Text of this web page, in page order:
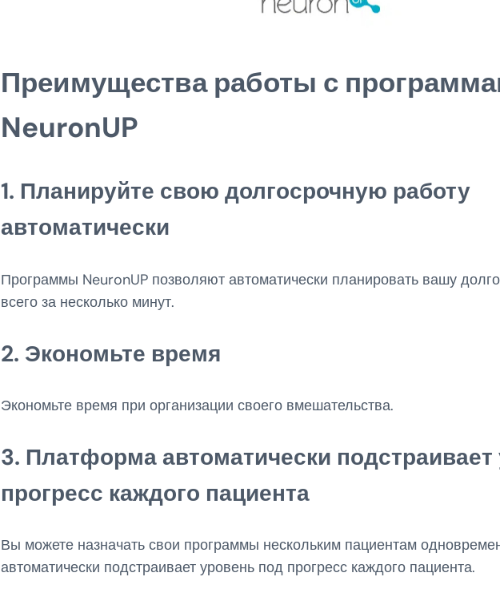
Преимущества работы с
NeuronUP
1. Планируйте свою долгосрочную работу
автоматически
Программы NeuronUP позволяют автоматически планировать вашу
всего за несколько минут.
2. Экономьте время
Экономьте время при организации своего вмешательства.
3. Платформаавтоматически
прогресс каждого пациента
Вы можете назначать свои программы нескольким пациентам
автоматически подстраивает уровень под прогресс каждого пациента.